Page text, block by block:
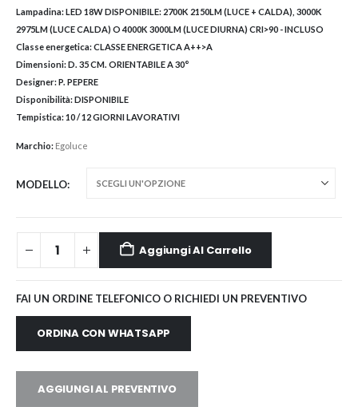
Lampadina:LED 18W DISPONIBILE: 2700K 2150LM (LUCE + CALDA), 3000K
2975LM (LUCE CALDA) O 4000K 3000LM (LUCE DIURNA) CRI>90 - INCLUSO
Classe energetica:CLASSE ENERGETICA A++>A
Dimensioni:D. 35 CM. ORIENTABILE A 30°
Designer:P. PEPERE
Disponibilità:DISPONIBILE
Tempistica:10 / 12 GIORNI LAVORATIVI
Marchio: Egoluce
MODELLO
Aggiungi Al Carrello
FAI UN ORDINE TELEFONICO O RICHIEDI UN PREVENTIVO
ORDINA CON WHATSAPP
AGGIUNGI AL PREVENTIVO